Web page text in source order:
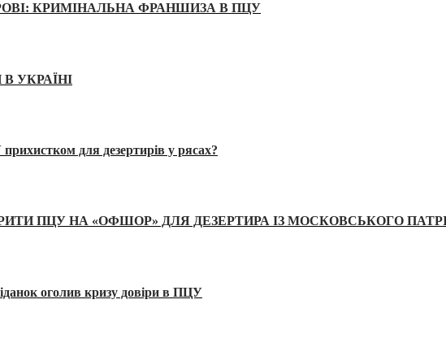
КРИМІНАЛЬНА ФРАНШИЗА В ПЦУ
УКРАЇНІ
для дезертирів у рясах?
ПЦУ НА «ОФШОР» ДЛЯ ДЕЗЕРТИРА ІЗ МОСКОВСЬКОГО
оголив кризу довіри в ПЦУ